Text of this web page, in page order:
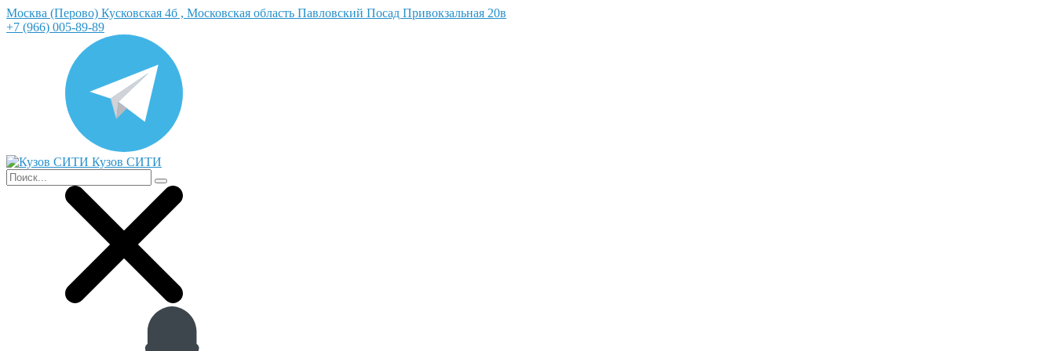
Москва (Перово) Кусковская 4б , Московская область Павловский Посад Привокзальная 20в
+7 (966) 005-89-89
Кузов СИТИ